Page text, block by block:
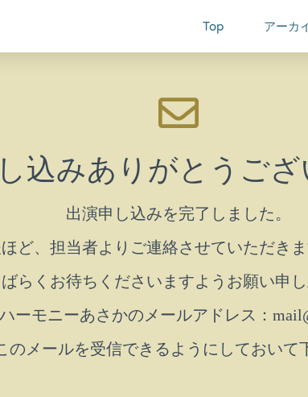
Top アーカ
込みありがとうござ
出演申し込みを完了しました。
ど、担当者よりご連絡させていただきま
らくお待ちくださいますようお願い申し
ーモニーあさかのメールアドレス：
のメールを受信できるようにしておいて